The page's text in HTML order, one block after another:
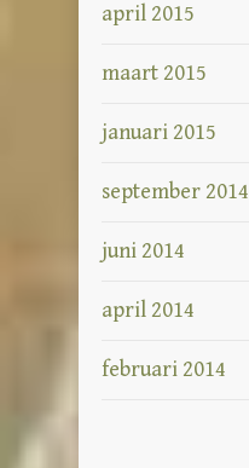
april 2015
maart 2015
januari 2015
september 2014
juni 2014
april 2014
februari 2014